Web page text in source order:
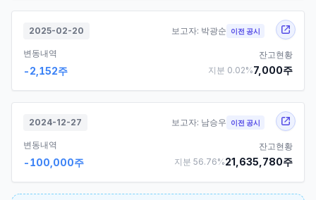
2025-02-20 보고자: 박광순 이전 공시
변동내역
-2,152주
잔고현황
지분 0.02%7,000주
2024-12-27 보고자: 남승우 이전 공시
변동내역
-100,000주
잔고현황
지분 56.76%21,635,780주